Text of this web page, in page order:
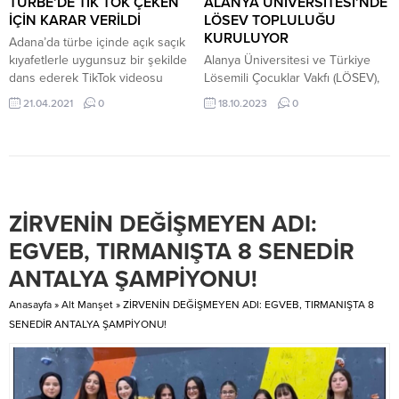
kendine yer buldu. “Türkiye’de
gol...
düzenlendi. Antalya İl Sağlık
Müdürlüğü Bulaşıcı Hastalıklar
Birimi koordinatörlüğünde Alanya
Eğitim ve...
İÇİN KARAR VERİLDİ
Adana’da türbe içinde açık saçık
kıyafetlerle uygunsuz bir şekilde
dans ederek TikTok videosu
çeken şüpheli adli kontrol şartıyla
serbest bırakıldı. Ramazan ayında
“DİNİ DEĞERLERİ ALENEN
ardından Adana...
21.04.2021 0
LÖSEV TOPLULUĞU
KURULUYOR
Alanya Üniversitesi ve Türkiye
Lösemili Çocuklar Vakfı (LÖSEV),
üniversiteli gençler arasında
sosyal sorumluluk, yardımlaşma
Alanya Üniversitesi Rektörü Prof.
Dr. Mesut Güner, LÖSEV Halkla
İlişkiler Koordinatör Yardımcısı
Hande Candan ve LÖSEV Proje
Sorumlusu Fatma Köker katıldı. ...
18.10.2023 0
ZİRVENİN DEĞİŞMEYEN ADI:
EGVEB, TIRMANIŞTA 8 SENEDİR
ANTALYA ŞAMPİYONU!
Anasayfa » Alt Manşet » ZİRVENİN DEĞİŞMEYEN ADI: EGVEB, TIRMANIŞTA 8
SENEDİR ANTALYA ŞAMPİYONU!